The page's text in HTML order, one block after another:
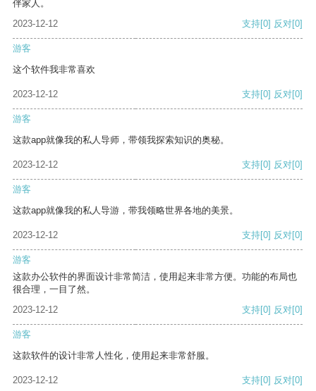
伴家人。
2023-12-12
支持[0] 反对[0]
游客
这个软件我非常喜欢
2023-12-12 支持[0] 反对[0]
游客
这款app就像我的私人导师，带领我探索知识的奥秘。
2023-12-12 支持[0] 反对[0]
游客
这款app就像我的私人导游，带我领略世界各地的美景。
2023-12-12 支持[0] 反对[0]
游客
这款办公软件的界面设计非常简洁，使用起来非常方便。功能的布局也
很合理，一目了然。
2023-12-12
支持[0] 反对[0]
游客
这款软件的设计非常人性化，使用起来非常舒服。
2023-12-12 支持[0] 反对[0]